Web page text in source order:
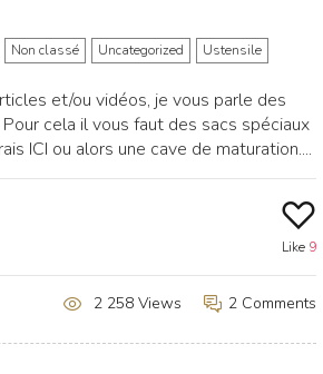
Non classé Uncategorized Ustensile
et/ou vidéos, je vous parle des
cela il vous faut des sacs spéciaux
ICI ou alors une cave de maturation....
Like 9
2 Comments
2 258 Views